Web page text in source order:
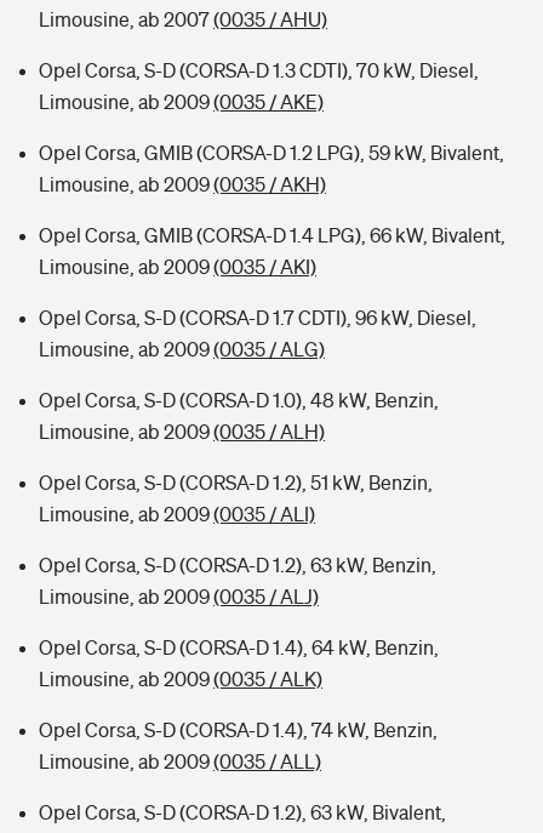
Limousine, ab 2007(0035 / AHU)
Opel Corsa, S-D (CORSA-D 1.3 CDTI), 70 kW, Diesel,
Limousine, ab 2009(0035 / AKE)
Opel Corsa, GMIB (CORSA-D 1.2 LPG), 59 kW, Bivalent,
Limousine, ab 2009(0035 / AKH)
Opel Corsa, GMIB (CORSA-D 1.4 LPG), 66 kW, Bivalent,
Limousine, ab 2009(0035 / AKI)
Opel Corsa, S-D (CORSA-D 1.7 CDTI), 96 kW, Diesel,
Limousine, ab 2009(0035 / ALG)
Opel Corsa, S-D (CORSA-D 1.0), 48 kW, Benzin,
Limousine, ab 2009(0035 / ALH)
Opel Corsa, S-D (CORSA-D 1.2), 51 kW, Benzin,
Limousine, ab 2009(0035 / ALI)
Opel Corsa, S-D (CORSA-D 1.2), 63 kW, Benzin,
Limousine, ab 2009(0035 / ALJ)
Opel Corsa, S-D (CORSA-D 1.4), 64 kW, Benzin,
Limousine, ab 2009(0035 / ALK)
Opel Corsa, S-D (CORSA-D 1.4), 74 kW, Benzin,
Limousine, ab 2009(0035 / ALL)
Opel Corsa, S-D (CORSA-D 1.2), 63 kW, Bivalent,